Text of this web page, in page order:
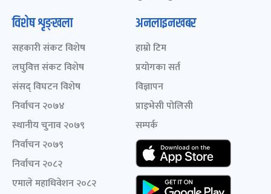
विशेष शृङ्खला
सहकारी संकट विशेष
लघुवित्त संकट विशेष
संसद् विघटन विशेष
निर्वाचन २०७४
स्थानीय चुनाव २०७९
निर्वाचन २०७९
निर्वाचन २०८२
एमाले महाधिवेशन २०८२
अनलाइनखबर
हाम्रो टिम
प्रयोगका सर्त
विज्ञापन
प्राइभेसी पोलिसी
सम्पर्क